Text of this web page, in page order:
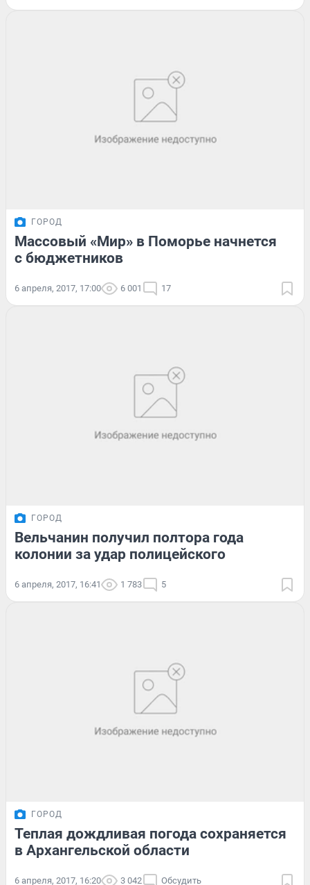
ГОРОД
Массовый «Мир» в Поморье начнется
с бюджетников
6 апреля, 2017, 17:00 6 001 17
ГОРОД
Вельчанин получил полтора года
колонии за удар полицейского
6 апреля, 2017, 16:41 1 783 5
ГОРОД
Теплая дождливая погода сохраняется
в Архангельской области
6 апреля, 2017, 16:20 3 042 Обсудить